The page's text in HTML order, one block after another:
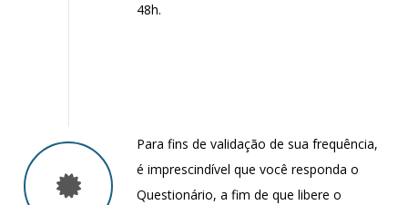
48h.
Para fins de validação de sua frequência,
é imprescindível que você responda o
Questionário, a fim de que libere o